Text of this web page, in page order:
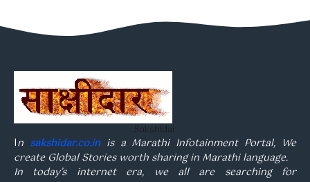
Sakshidar
In sakshidar.co.inis a Marathi Infotainment Portal, We
create Global Stories worth sharing in Marathi language.
In today’s internet era, we all are searching for